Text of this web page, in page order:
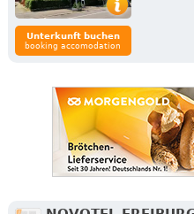
Unterkunft buchen
booking accomodation